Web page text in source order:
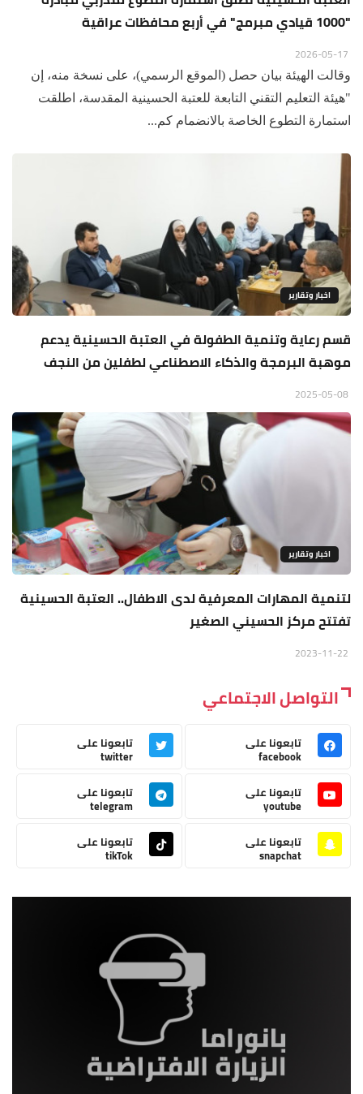
"1000 قيادي مبرمج" في أربع محافظات عراقية
وقالت الهيئة بيان حصل (الموقع الرسمي)، على نسخة منه، إن
"هيئة التعليم التقني التابعة للعتبة الحسينية المقدسة، اطلقت
استمارة التطوع الخاصة بالانضمام كم...
اخبار وتقارير
قسم رعاية وتنمية الطفولة في العتبة الحسينية يدعم
موهبة البرمجة والذكاء الاصطناعي لطفلين من النجف
اخبار وتقارير
لتنمية المهارات المعرفية لدى الاطفال.. العتبة الحسينية
تفتتح مركز الحسيني الصغير
التواصل الاجتماعي
تابعونا على
facebook
تابعونا على
twitter
تابعونا على
youtube
تابعونا على
telegram
تابعونا على
snapchat
تابعونا على
tikTok